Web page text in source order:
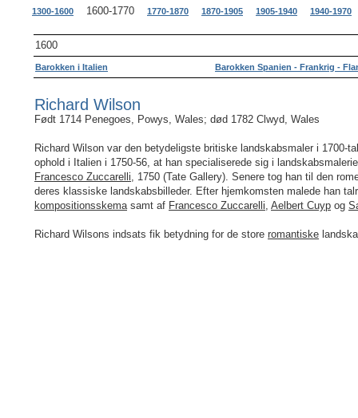
1300-1600 1600-1770 1770-1870 1870-1905 1905-1940 1940-1970
1600
Barokken i Italien Barokken Spanien - Frankrig -
Richard Wilson
Født 1714 Penegoes, Powys, Wales; død 1782 Clwyd, Wales
Richard Wilson var den betydeligste britiske landskabsmaler i
ophold i Italien i 1750-56, at han specialiserede sig i
Francesco Zuccarelli, 1750 (Tate Gallery). Senere tog han til den
deres klassiske landskabsbilleder. Efter hjemkomsten malede han
kompositionsskemasamt af Francesco Zuccarelli, Aelbert Cuyp og
Richard Wilsons indsats fik betydning for de store romantiske